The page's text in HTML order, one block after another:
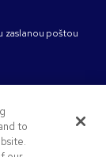
zaslanou poštou
to